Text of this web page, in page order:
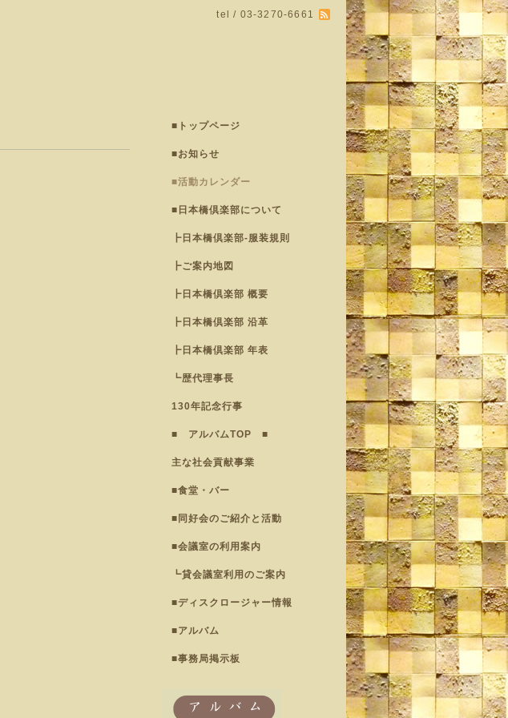
tel / 03-3270-6661
■トップページ
■お知らせ
■活動カレンダー
■日本橋倶楽部について
┣日本橋倶楽部-服装規則
┣ご案内地図
┣日本橋倶楽部 概要
┣日本橋倶楽部 沿革
┣日本橋倶楽部 年表
┗歴代理事長
130年記念行事
■ アルバムTOP ■
主な社会貢献事業
■食堂・バー
■同好会のご紹介と活動
■会議室の利用案内
┗貸会議室利用のご案内
■ディスクロージャー情報
■アルバム
■事務局掲示板